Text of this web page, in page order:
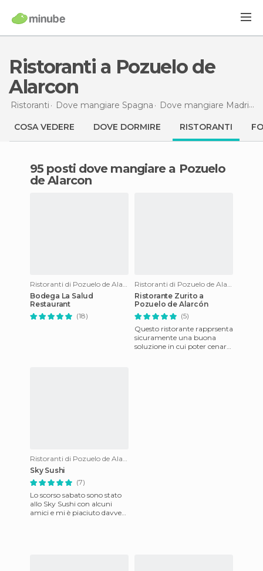
Ristoranti a Pozuelo de
Alarcon
Ristoranti Dove mangiare Spagna Dove mangiare Madrid
COSA VEDERE DOVE DORMIRE RISTORANTI
95 posti dove mangiare a Pozuelo
de Alarcon
Ristoranti di Pozuelo de Alarcon
Bodega La Salud
Restaurant
(18)
Ristoranti di Pozuelo de Alarcon
Ristorante Zurito a
Pozuelo de Alarcón
(5)
Questo ristorante rapprsenta
sicuramente una buona
soluzione in cui poter cenare
Ristoranti di Pozuelo de Alarcon
Sky Sushi
(7)
Lo scorso sabato sono stato
allo Sky Sushi con alcuni
amici e mi è piaciuto davvero